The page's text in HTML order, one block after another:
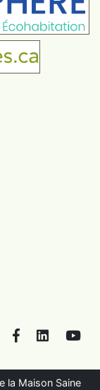
FacebookLinkedIn
la Maison Saine